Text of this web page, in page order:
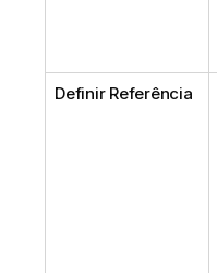
Definir Referência